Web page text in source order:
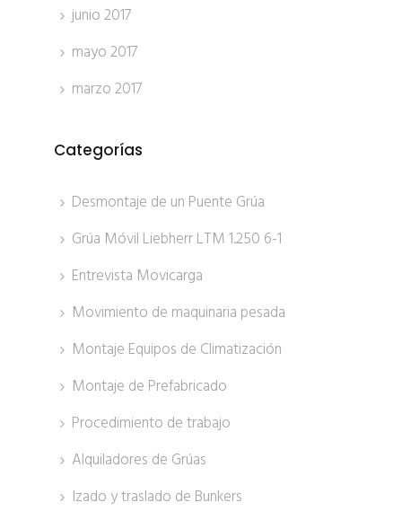
junio 2017
mayo 2017
marzo 2017
Categorías
Desmontaje de un Puente Grúa
Grúa Móvil Liebherr LTM 1.250 6-1
Entrevista Movicarga
Movimiento de maquinaria pesada
Montaje Equipos de Climatización
Montaje de Prefabricado
Procedimiento de trabajo
Alquiladores de Grúas
Izado y traslado de Bunkers